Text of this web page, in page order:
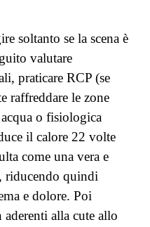
soltanto se la scena è
valutare
praticare RCP (se
raffreddare le zone
o fisiologica
il calore 22 volte
come una vera e
riducendo quindi
e dolore. Poi
alla cute allo